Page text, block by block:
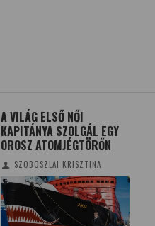
A VILÁG ELSŐ NŐI
KAPITÁNYA SZOLGÁL EGY
OROSZ ATOMJÉGTÖRŐN
SZOBOSZLAI KRISZTINA